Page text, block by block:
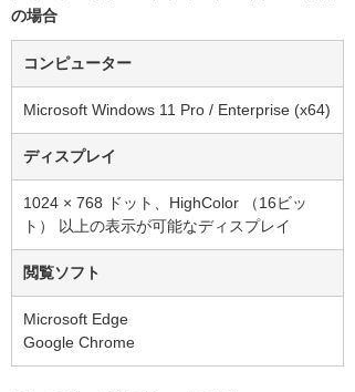
の場合
コンピューター
Microsoft Windows 11 Pro / Enterprise (x64)
ディスプレイ
1024 × 768 ドット、HighColor （16ビッ
ト） 以上の表示が可能なディスプレイ
閲覧ソフト
Microsoft Edge
Google Chrome